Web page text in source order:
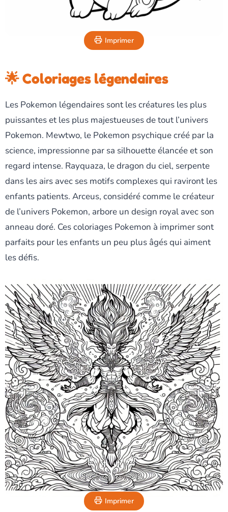
Imprimer
🌟 Coloriages légendaires
Les Pokemon légendaires sont les créatures les plus
puissantes et les plus majestueuses de tout l’univers
Pokemon. Mewtwo, le Pokemon psychique créé par la
science, impressionne par sa silhouette élancée et son
regard intense. Rayquaza, le dragon du ciel, serpente
dans les airs avec ses motifs complexes qui raviront les
enfants patients. Arceus, considéré comme le créateur
de l’univers Pokemon, arbore un design royal avec son
anneau doré. Ces coloriages Pokemon à imprimer sont
parfaits pour les enfants un peu plus âgés qui aiment
les défis.
Imprimer